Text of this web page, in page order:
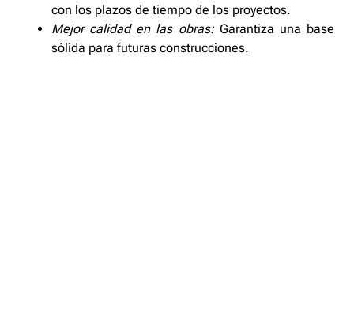
con los plazos de tiempo de los proyectos.
Mejor calidad en las obras:Garantiza una base
sólida para futuras construcciones.